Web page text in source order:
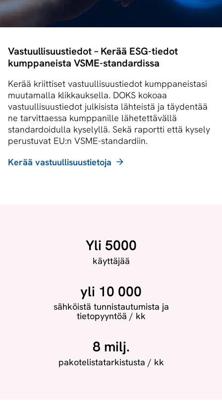
Vastuullisuustiedot – Kerää ESG-tiedot
kumppaneista VSME-standardissa
Kerää kriittiset vastuullisuustiedot kumppaneistasi
muutamalla klikkauksella. DOKS kokoaa
vastuullisuustiedot julkisista lähteistä ja täydentää
ne tarvittaessa kumppanille lähetettävällä
standardoidulla kyselyllä. Sekä raportti että kysely
perustuvat EU:n VSME-standardiin.
Kerää vastuullisuustietoja
Yli 5000
käyttäjää
yli 10 000
sähköistä tunnistautumista ja
tietopyyntöä / kk
8 milj.
pakotelistatarkistusta / kk